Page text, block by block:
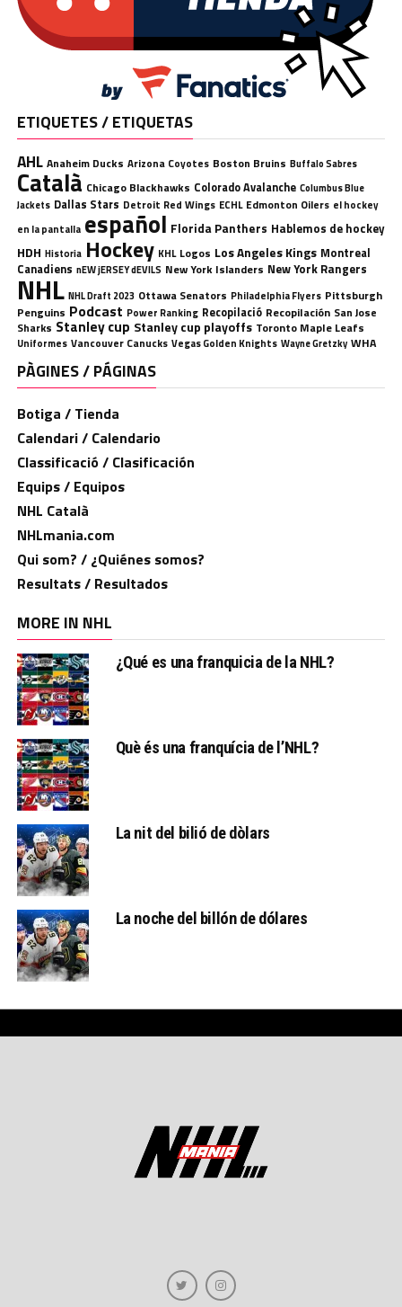
ETIQUETES / ETIQUETAS
AHL Anaheim Ducks Arizona Coyotes Boston Bruins Buffalo Sabres
Català Chicago Blackhawks Colorado Avalanche Columbus Blue
Jackets Dallas Stars Detroit Red Wings ECHL Edmonton Oilers el hockey
en la pantalla español Florida Panthers Hablemos de hockey
HDH Historia Hockey KHL Logos Los Angeles Kings Montreal
Canadiens nEW jERSEY dEVILS New York Islanders New York Rangers
NHL NHL Draft 2023 Ottawa Senators Philadelphia Flyers Pittsburgh
Penguins Podcast Power Ranking Recopilació Recopilación San Jose
Sharks Stanley cup Stanley cup playoffs Toronto Maple Leafs
Uniformes Vancouver Canucks Vegas Golden Knights Wayne Gretzky WHA
PÀGINES / PÁGINAS
Botiga / Tienda
Calendari / Calendario
Classificació / Clasificación
Equips / Equipos
NHL Català
NHLmania.com
Qui som? / ¿Quiénes somos?
Resultats / Resultados
MORE IN NHL
¿Qué es una franquicia de la NHL?
Què és una franquícia de l’NHL?
La nit del bilió de dòlars
La noche del billón de dólares